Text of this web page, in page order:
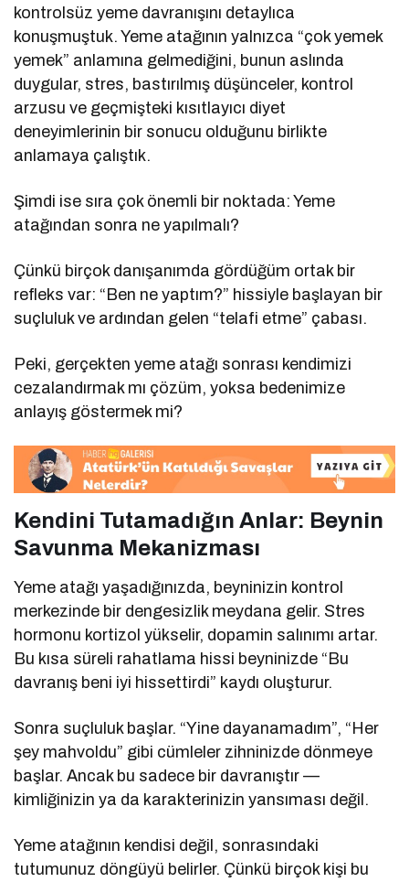
kontrolsüz yeme davranışını detaylıca
konuşmuştuk. Yeme atağının yalnızca “çok yemek
yemek” anlamına gelmediğini, bunun aslında
duygular, stres, bastırılmış düşünceler, kontrol
arzusu ve geçmişteki kısıtlayıcı diyet
deneyimlerinin bir sonucu olduğunu birlikte
anlamaya çalıştık.
Şimdi ise sıra çok önemli bir noktada: Yeme
atağından sonra ne yapılmalı?
Çünkü birçok danışanımda gördüğüm ortak bir
refleks var: “Ben ne yaptım?” hissiyle başlayan bir
suçluluk ve ardından gelen “telafi etme” çabası.
Peki, gerçekten yeme atağı sonrası kendimizi
cezalandırmak mı çözüm, yoksa bedenimize
anlayış göstermek mi?
Kendini Tutamadığın Anlar: Beynin
Savunma Mekanizması
Yeme atağı yaşadığınızda, beyninizin kontrol
merkezinde bir dengesizlik meydana gelir. Stres
hormonu kortizol yükselir, dopamin salınımı artar.
Bu kısa süreli rahatlama hissi beyninizde “Bu
davranış beni iyi hissettirdi” kaydı oluşturur.
Sonra suçluluk başlar. “Yine dayanamadım”, “Her
şey mahvoldu” gibi cümleler zihninizde dönmeye
başlar. Ancak bu sadece bir davranıştır —
kimliğinizin ya da karakterinizin yansıması değil.
Yeme atağının kendisi değil, sonrasındaki
tutumunuz döngüyü belirler. Çünkü birçok kişi bu